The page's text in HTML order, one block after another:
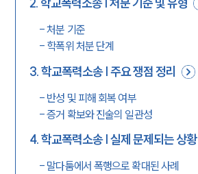
2.학교폭력소송 | 처분 기준 및 유형
-처분 기준
- 학폭위 처분 단계
3.학교폭력소송 | 주요 쟁점 정리
- 반성 및 피해 회복 여부
-증거 확보와 진술의 일관성
4.학교폭력소송 | 실제 문제되는 상황
- 말다툼에서 폭행으로 확대된 사례